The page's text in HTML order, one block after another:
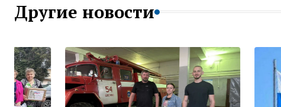
Другие новости